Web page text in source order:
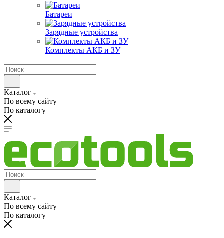
Батареи
Зарядные устройства
Комплекты АКБ и ЗУ
Каталог
По всему сайту
По каталогу
Каталог
По всему сайту
По каталогу